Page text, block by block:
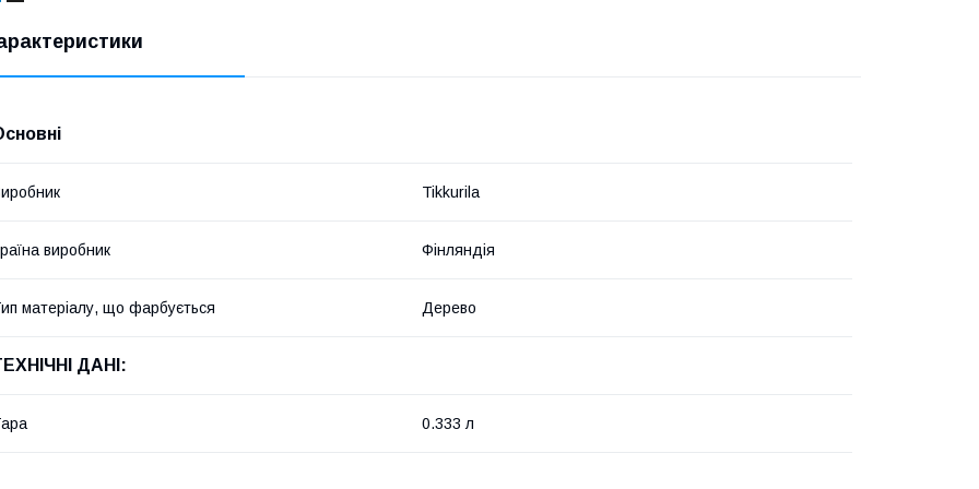
Tikkurila
виробник Фінляндія
матеріалу, що фарбується Дерево
ДАНІ:
0.333 л